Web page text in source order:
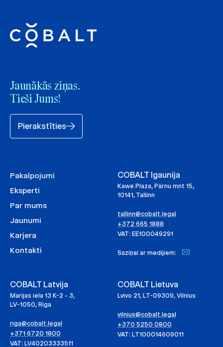
Jaunākās ziņas.
Tieši Jums!
Pierakstīties
Pakalpojumi
Eksperti
Par mums
Jaunumi
Karjera
Kontakti
COBALT Igaunija
Kawe Plaza, Pärnu mnt 15,
10141, Tallinn
tallinn@cobalt.legal
+372 665 1888
VAT: EE100049291
Saziņai ar medijiem:
COBALT Latvija
Marijas iela 13 K-2 - 3,
LV-1050, Riga
riga@cobalt.legal
+371 6720 1800
VAT: LV40203333511
COBALT Lietuva
Lvivo 21, LT-09309, Vilnius
vilnius@cobalt.legal
+370 5250 0800
VAT: LT100014609011